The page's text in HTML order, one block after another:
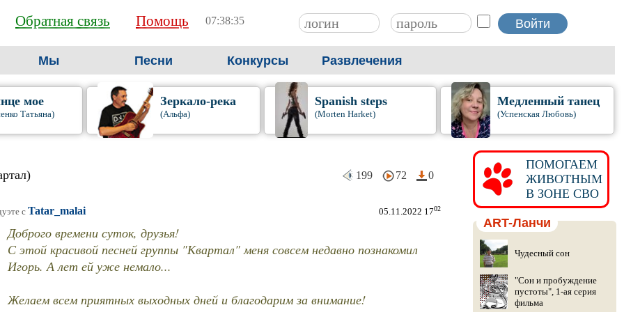
Обратная связь Помощь 07:38:36
Мы Песни Конкурсы Развлечения
мое
Татьяна)
Зеркало-река
(Альфа)
Spanish steps
(Morten Harket)
Медленный танец
(Успенская Любовь)
199 72 0
c Tatar_malai 05.11.2022 1702
Доброго времени суток, друзья!
С этой красивой песней группы "Квартал" меня совсем недавно познакомил
Игорь. А лет ей уже немало...
Желаем всем приятных выходных дней и благодарим за внимание!
ПОМОГАЕМ
ЖИВОТНЫМ
В ЗОНЕ СВО
ART-Ланчи
Чудесный сон
"Сон и пробуждение
пустоты", 1-ая серия
фильма